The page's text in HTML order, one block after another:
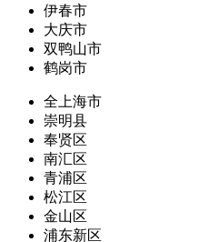
伊春市
大庆市
双鸭山市
鹤岗市
全上海市
崇明县
奉贤区
南汇区
青浦区
松江区
金山区
浦东新区